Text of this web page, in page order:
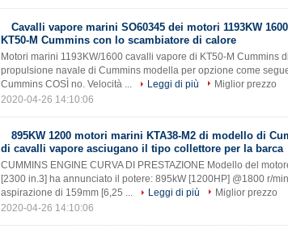
Cavalli vapore marini SO60345 dei motori 1193KW
KT50-M Cummins con lo scambiatore di calore
Motori marini 1193KW/1600 cavalli vapore di KT50-M Cummins
propulsione navale di Cummins modella per opzione come
Cummins COSÌ no. Velocità ...
Leggi di più
Miglior prezzo
2020-04-26 14:10:06
895KW 1200 motori marini KTA38-M2 di modello di
di cavalli vapore asciugano il tipo collettore per la barca
CUMMINS ENGINE CURVA DI PRESTAZIONE Modello del
[2300 in.3] ha annunciato il potere: 895kW [1200HP] @1800 r/
aspirazione di 159mm [6,25 ...
Leggi di più
Miglior prezzo
2020-04-26 14:10:06